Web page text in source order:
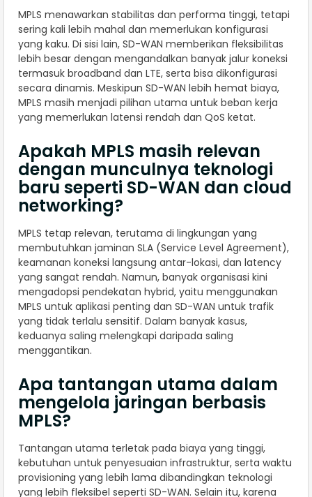
MPLS menawarkan stabilitas dan performa tinggi, tetapi
sering kali lebih mahal dan memerlukan konfigurasi
yang kaku. Di sisi lain, SD-WAN memberikan fleksibilitas
lebih besar dengan mengandalkan banyak jalur koneksi
termasuk broadband dan LTE, serta bisa dikonfigurasi
secara dinamis. Meskipun SD-WAN lebih hemat biaya,
MPLS masih menjadi pilihan utama untuk beban kerja
yang memerlukan latensi rendah dan QoS ketat.
Apakah MPLS masih relevan
dengan munculnya teknologi
baru seperti SD-WAN dan cloud
networking?
MPLS tetap relevan, terutama di lingkungan yang
membutuhkan jaminan SLA (Service Level Agreement),
keamanan koneksi langsung antar-lokasi, dan latency
yang sangat rendah. Namun, banyak organisasi kini
mengadopsi pendekatan hybrid, yaitu menggunakan
MPLS untuk aplikasi penting dan SD-WAN untuk trafik
yang tidak terlalu sensitif. Dalam banyak kasus,
keduanya saling melengkapi daripada saling
menggantikan.
Apa tantangan utama dalam
mengelola jaringan berbasis
MPLS?
Tantangan utama terletak pada biaya yang tinggi,
kebutuhan untuk penyesuaian infrastruktur, serta waktu
provisioning yang lebih lama dibandingkan teknologi
yang lebih fleksibel seperti SD-WAN. Selain itu, karena